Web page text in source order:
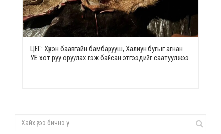
ЦЕГ: Хүрэн баавгайн бамбарууш, Халиун бугыг агнан
УБ хот руу оруулах гэж байсан этгээдийг саатуулжээ